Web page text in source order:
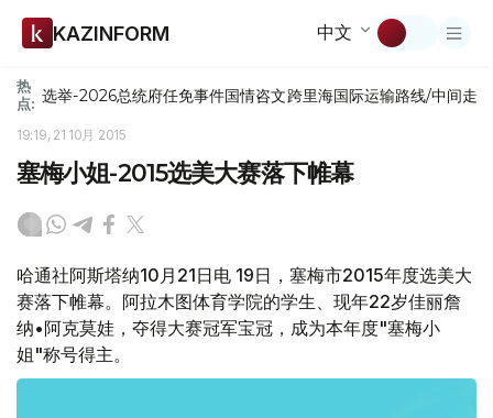
KAZINFORM 中文
热
点: 选举-2026总统府任免事件国情咨文跨里海国际运输路线/中间走廊
19:19, 21 10月 2015
塞梅小姐-2015选美大赛落下帷幕
哈通社阿斯塔纳10月21日电 19日，塞梅市2015年度选美大
赛落下帷幕。阿拉木图体育学院的学生、现年22岁佳丽詹
纳•阿克莫娃，夺得大赛冠军宝冠，成为本年度"塞梅小
姐"称号得主。